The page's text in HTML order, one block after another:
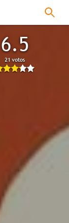
6.5
21 votos